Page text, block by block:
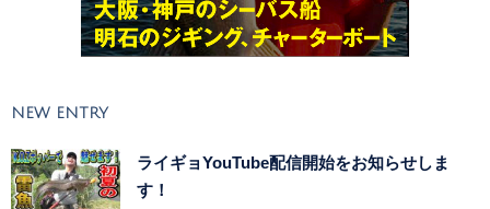
NEW ENTRY
ライギョYouTube配信開始をお知らせしま
す！